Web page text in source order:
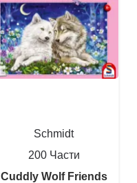
Schmidt
200 Части
Cuddly Wolf Friends